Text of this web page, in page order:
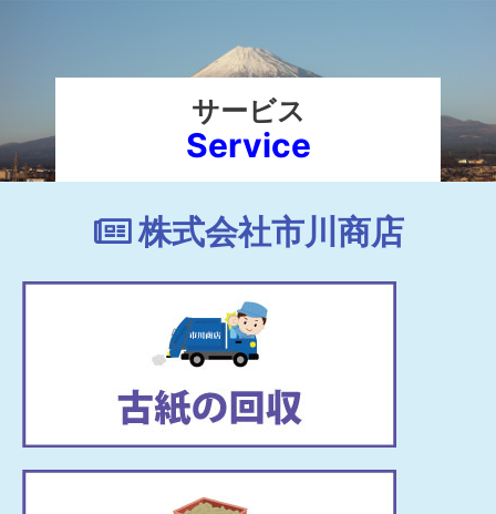
サービス
Service
株式会社市川商店